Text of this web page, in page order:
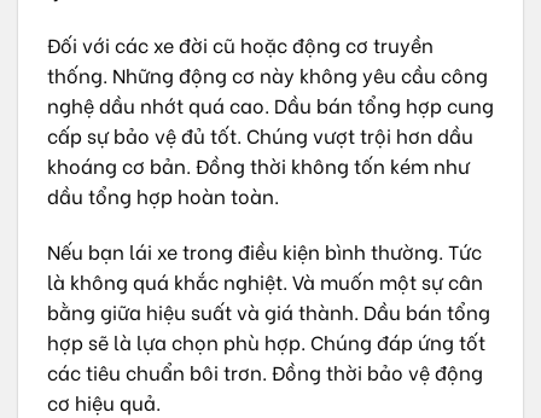
Đối với các xe đời cũ hoặc động cơ truyền
thống. Những động cơ này không yêu cầu công
nghệ dầu nhớt quá cao. Dầu bán tổng hợp cung
cấp sự bảo vệ đủ tốt. Chúng vượt trội hơn dầu
khoáng cơ bản. Đồng thời không tốn kém như
dầu tổng hợp hoàn toàn.
Nếu bạn lái xe trong điều kiện bình thường. Tức
là không quá khắc nghiệt. Và muốn một sự cân
bằng giữa hiệu suất và giá thành. Dầu bán tổng
hợp sẽ là lựa chọn phù hợp. Chúng đáp ứng tốt
các tiêu chuẩn bôi trơn. Đồng thời bảo vệ động
cơ hiệu quả.